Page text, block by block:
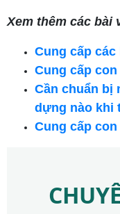
Xem thêm các bài
Cung cấp các
Cung cấp
Cần chuẩn bị
dựng nào khi
Cung cấp